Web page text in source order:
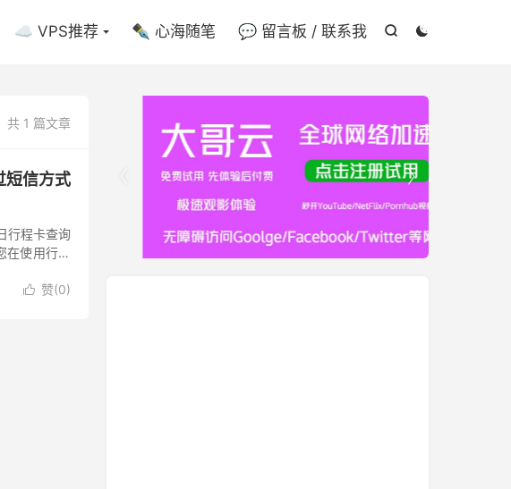


☁️ VPS推荐 ✒️ 心海随笔 💬 留言板 / 联系我
共 1 篇文章
短信方式
行程卡查询
在使用行程
 赞(0)
